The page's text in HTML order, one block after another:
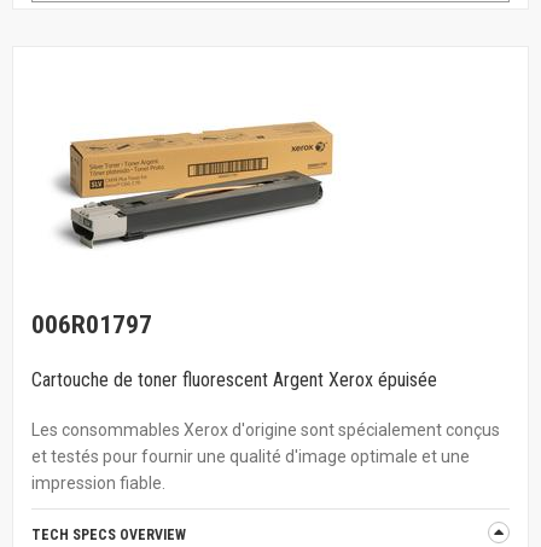
006R01797
Cartouche de toner fluorescent Argent Xerox épuisée
Les consommables Xerox d'origine sont spécialement conçus
et testés pour fournir une qualité d'image optimale et une
impression fiable.
TECH SPECS OVERVIEW